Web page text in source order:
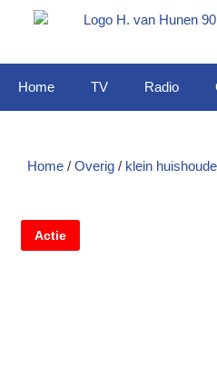
Home TV Radio
Home / Overig / klein
Actie